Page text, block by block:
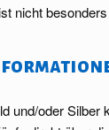
nicht
und/oder Silber